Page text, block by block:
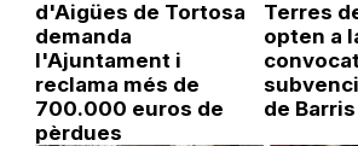
d'Aigües de Tortosa
demanda
l'Ajuntament i
reclama més de
700.000 euros de
pèrdues
Terres
opten a
de Barris